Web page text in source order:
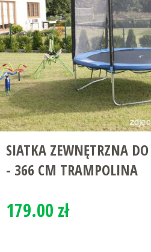
SIATKA ZEWNĘTRZNA
- 366 CM TRAMPOLINA
179.00 zł